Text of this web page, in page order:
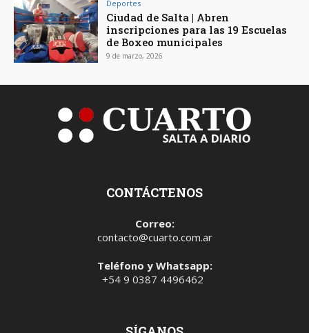
Deportes
Ciudad de Salta | Abren
inscripciones para las 19 Escuelas
de Boxeo municipales
9 de marzo, 2026
CONTÁCTENOS
Correo:
contacto@cuarto.com.ar
Teléfono y Whatsapp:
+54 9 0387 4496462